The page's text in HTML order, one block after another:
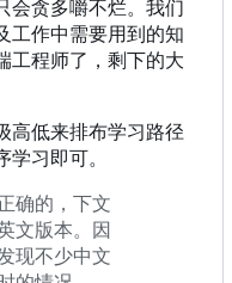
会贪多嚼不烂。我们
工作中需要用到的知
工程师了，剩下的大
高低来排布学习路径
习即可。
确的，下文
文版本。因
现不少中文